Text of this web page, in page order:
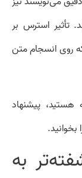
استرس بر
روی انسجام متن
هستید، پیشنهاد
بخوانید.
به